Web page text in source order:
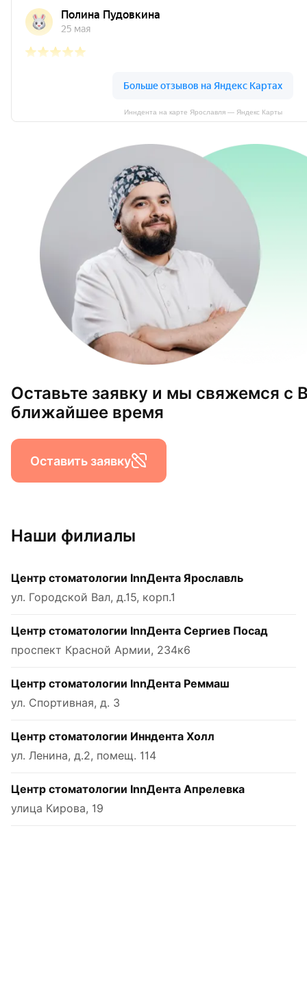
Оставьте заявку и мы свяжемся с
ближайшее время
Оставить заявку
Инндента на карте Ярославля — Яндекс Карты
Наши филиалы
Центр стоматологии InnДента Ярославль
ул. Городской Вал, д.15, корп.1
Центр стоматологии InnДента Сергиев Посад
проспект Красной Армии, 234к6
Центр стоматологии InnДента Реммаш
ул. Спортивная, д. 3
Центр стоматологии Инндента Холл
ул. Ленина, д.2, помещ. 114
Центр стоматологии InnДента Апрелевка
улица Кирова, 19